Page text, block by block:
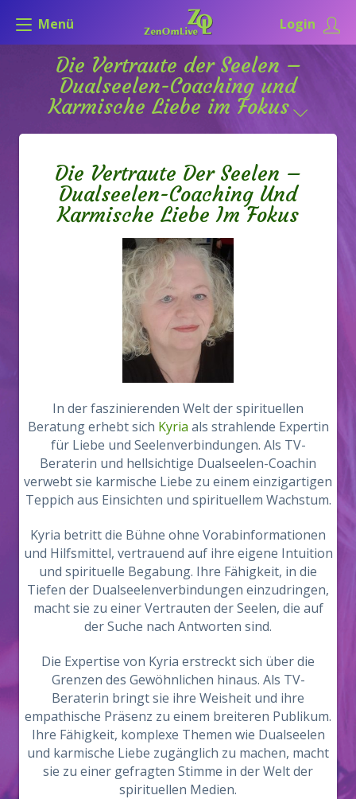
Menü Login
Die Vertraute der Seelen –
Dualseelen-Coaching und
Karmische Liebe im Fokus
Die Vertraute Der Seelen –
Dualseelen-Coaching Und
Karmische Liebe Im Fokus
In der faszinierenden Welt der spirituellen
Beratung erhebt sich Kyria als strahlende Expertin
für Liebe und Seelenverbindungen. Als TV-
Beraterin und hellsichtige Dualseelen-Coachin
verwebt sie karmische Liebe zu einem einzigartigen
Teppich aus Einsichten und spirituellem Wachstum.
Kyria betritt die Bühne ohne Vorabinformationen
und Hilfsmittel, vertrauend auf ihre eigene Intuition
und spirituelle Begabung. Ihre Fähigkeit, in die
Tiefen der Dualseelenverbindungen einzudringen,
macht sie zu einer Vertrauten der Seelen, die auf
der Suche nach Antworten sind.
Die Expertise von Kyria erstreckt sich über die
Grenzen des Gewöhnlichen hinaus. Als TV-
Beraterin bringt sie ihre Weisheit und ihre
empathische Präsenz zu einem breiteren Publikum.
Ihre Fähigkeit, komplexe Themen wie Dualseelen
und karmische Liebe zugänglich zu machen, macht
sie zu einer gefragten Stimme in der Welt der
spirituellen Medien.